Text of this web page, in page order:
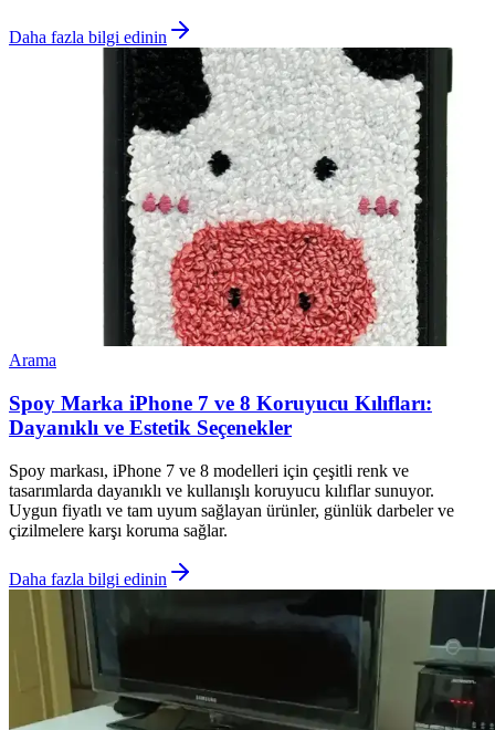
Daha fazla bilgi edinin
Arama
Spoy Marka iPhone 7 ve 8 Koruyucu Kılıfları:
Dayanıklı ve Estetik Seçenekler
Spoy markası, iPhone 7 ve 8 modelleri için çeşitli renk ve
tasarımlarda dayanıklı ve kullanışlı koruyucu kılıflar sunuyor.
Uygun fiyatlı ve tam uyum sağlayan ürünler, günlük darbeler ve
çizilmelere karşı koruma sağlar.
Daha fazla bilgi edinin